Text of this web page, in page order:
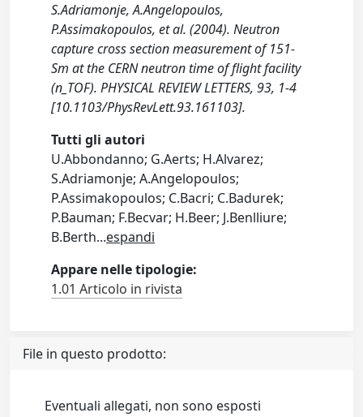
S.Adriamonje, A.Angelopoulos,
P.Assimakopoulos, et al. (2004). Neutron
capture cross section measurement of 151-
Sm at the CERN neutron time of flight facility
(n_TOF). PHYSICAL REVIEW LETTERS, 93, 1-4
[10.1103/PhysRevLett.93.161103].
Tutti gli autori
U.Abbondanno; G.Aerts; H.Alvarez;
S.Adriamonje; A.Angelopoulos;
P.Assimakopoulos; C.Bacri; C.Badurek;
P.Bauman; F.Becvar; H.Beer; J.Benlliure;
B.Berth...espandi
Appare nelle tipologie:
1.01 Articolo in rivista
File in questo prodotto:
Eventuali allegati, non sono esposti